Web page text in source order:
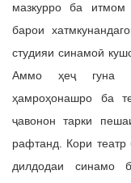
мазкурро ба итмом
барои
студияи синамоӣ
Аммо ҳеҷ гуна
ҳамроҳонашро ба
ҷавонон тарки
рафтанд. Кори
дилдодаи